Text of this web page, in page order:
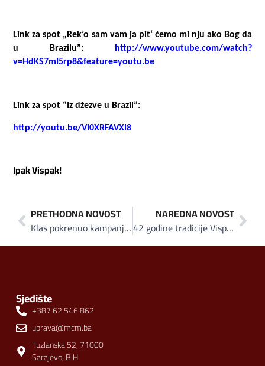
Link za spot „ Rek’o sam vam ja pit‘ ćemo mi nju ako Bog da
u
Brazilu”: http://www.youtube.com/watch?
v=HdKS7mI5rp8&feature=youtu.be
Link za spot “Iz džezve u Brazil”:
http://youtu.be/Vl0XRFAVXl8
Ipak Vispak!
PRETHODNA NOVOST
Klas pokrenuo kampanju „Kupujmo domaće – Gradimo BiH“
NAREDNA NOVOST
42 godine tradicije Vispaka
Sjedište
+387 62 546 862
uprava@mcm.ba
Tuzlanska 52, 71000
Sarajevo, BiH